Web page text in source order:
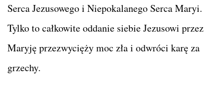
Serca Jezusowego i Niepokalanego Serca Maryi.
Tylko to całkowite oddanie siebie Jezusowi przez
Maryję przezwycięży moc zła i odwróci karę za
grzechy.